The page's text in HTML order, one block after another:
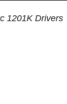
1201K Drivers